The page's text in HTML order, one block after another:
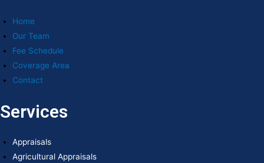
Home
Our Team
Fee Schedule
Coverage Area
Contact
Services
Appraisals
Agricultural Appraisals